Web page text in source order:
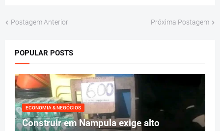
Postagem Anterior Próxima Postagem
POPULAR POSTS
ECONOMIA & NEGÓCIOS
Construir em Nampula exige alto